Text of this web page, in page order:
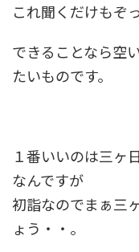
これ聞くだけもぞ
できることなら空
たいものです。
１番いいのは三ヶ
なんですが
初詣なのでまぁ三
ょう・・。